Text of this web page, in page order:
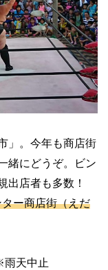
」。今年も商店街
緒にどうぞ。ビン
出店者も多数！
ー商店街（えだ
天中止